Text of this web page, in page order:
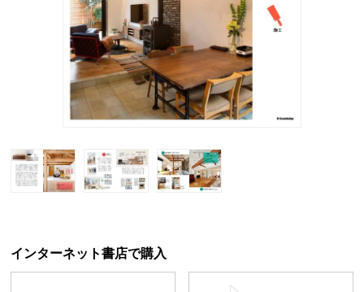
インターネット書店で購入